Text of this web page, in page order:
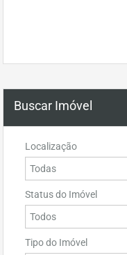
Buscar Imóvel
Localização
Status do Imóvel
Tipo do Imóvel